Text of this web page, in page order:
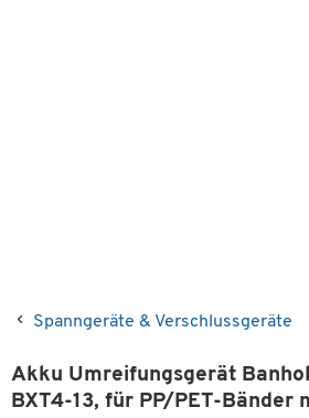
Spanngeräte & Verschlussgeräte
Akku Umreifungsgerät
BXT4-13, für PP/PET-Bänder